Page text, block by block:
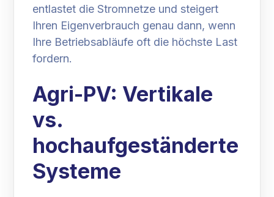
entlastet die Stromnetze und steigert
Ihren Eigenverbrauch genau dann, wenn
Ihre Betriebsabläufe oft die höchste Last
fordern.
Agri-PV: Vertikale
vs.
hochaufgeständerte
Systeme